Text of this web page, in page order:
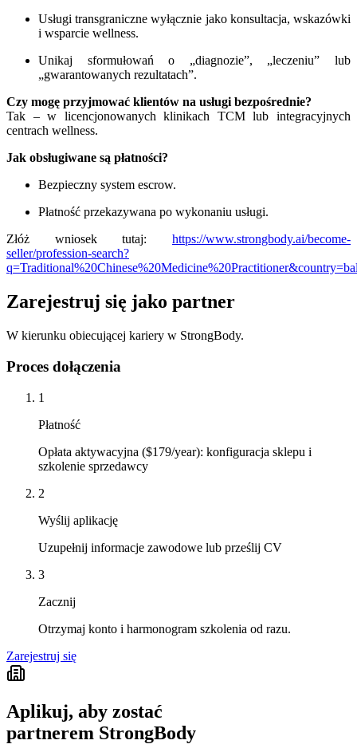
Usługi transgraniczne wyłącznie jako konsultacja, wskazówki
i wsparcie wellness.
Unikaj sformułowań o „diagnozie”, „leczeniu” lub
„gwarantowanych rezultatach”.
Czy mogę przyjmować klientów na usługi bezpośrednie?
Tak – w licencjonowanych klinikach TCM lub integracyjnych
centrach wellness.
Jak obsługiwane są płatności?
Bezpieczny system escrow.
Płatność przekazywana po wykonaniu usługi.
Złóż wniosek tutaj: https://www.strongbody.ai/become-
seller/profession-search?
Zarejestruj się jako partner
W kierunku obiecującej kariery w StrongBody.
Proces dołączenia
1
Płatność
Opłata aktywacyjna ($179/year): konfiguracja sklepu i
szkolenie sprzedawcy
2
Wyślij aplikację
Uzupełnij informacje zawodowe lub prześlij CV
3
Zacznij
Otrzymaj konto i harmonogram szkolenia od razu.
Zarejestruj się
Aplikuj, aby zostać
partnerem StrongBody